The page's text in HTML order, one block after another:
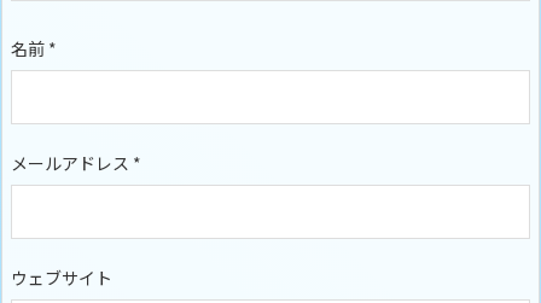
名前 *
メールアドレス *
ウェブサイト